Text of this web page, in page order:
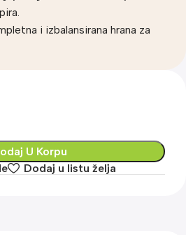
i izbalansirana hrana za
U Korpu
Dodaj u listu želja